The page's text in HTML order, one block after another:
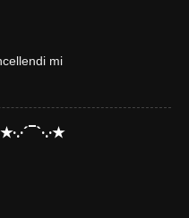
mi